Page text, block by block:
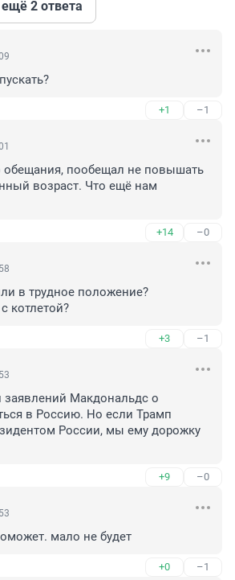
2 ответа
+1 –1
обещания, пообещал не повышать
возраст. Что ещё нам
+14 –0
в трудное положение?
котлетой?
+3 –1
Макдональдс о
в Россию. Но если Трамп
России, мы ему дорожку
+9 –0
мало не будет
+0 –1